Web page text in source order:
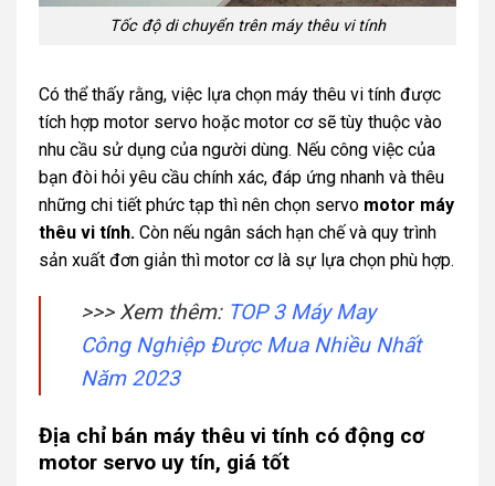
Tốc độ di chuyển trên máy thêu vi tính
Có thể thấy rằng, việc lựa chọn máy thêu vi tính được
tích hợp motor servo hoặc motor cơ sẽ tùy thuộc vào
nhu cầu sử dụng của người dùng. Nếu công việc của
bạn đòi hỏi yêu cầu chính xác, đáp ứng nhanh và thêu
những chi tiết phức tạp thì nên chọn servo motor máy
thêu vi tính. Còn nếu ngân sách hạn chế và quy trình
sản xuất đơn giản thì motor cơ là sự lựa chọn phù hợp.
>>> Xem thêm: TOP 3 Máy May
Công Nghiệp Được Mua Nhiều Nhất
Năm 2023
Địa chỉ bán máy thêu vi tính có động cơ
motor servo uy tín, giá tốt